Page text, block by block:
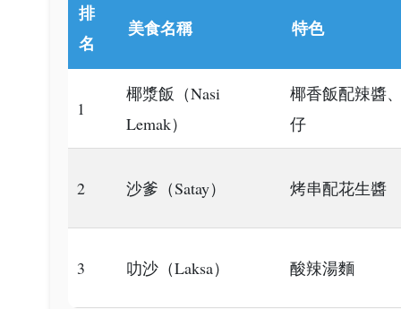
排
名
美食名稱 特色
1
椰漿飯（Nasi
Lemak）
椰香飯配辣醬
仔
2 沙爹（Satay） 烤串配花生醬
3 叻沙（Laksa） 酸辣湯麵